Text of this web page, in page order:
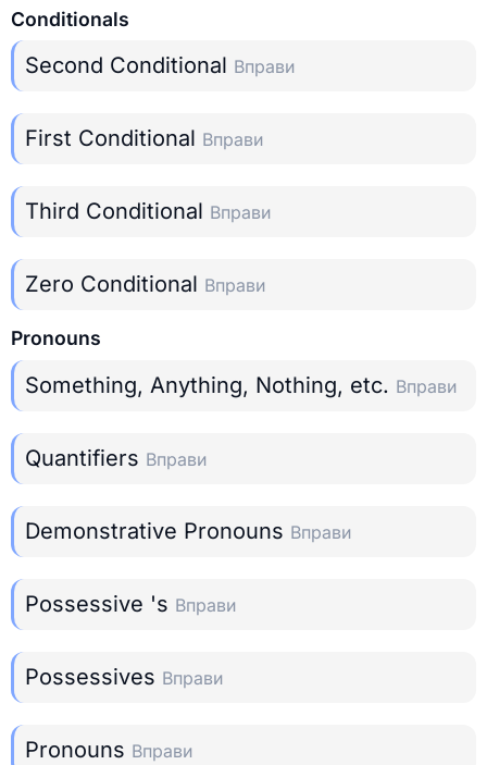
Conditionals
Second Conditional Вправи
First Conditional Вправи
Third Conditional Вправи
Zero Conditional Вправи
Pronouns
Something, Anything, Nothing, etc. Вправи
Quantifiers Вправи
Demonstrative Pronouns Вправи
Possessive 's Вправи
Possessives Вправи
Pronouns Вправи